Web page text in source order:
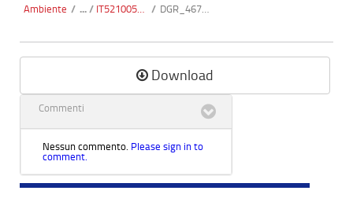
Ambiente / IT5210057 - Fosso di Camposolo / DGR_467-2012.pdf
Download
Commenti
Nessun commento. Please sign in to
comment.